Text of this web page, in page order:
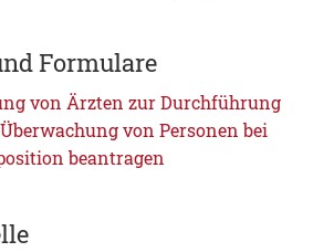
Formulare
von Ärzten zur Durchführung
von Personen bei
beantragen